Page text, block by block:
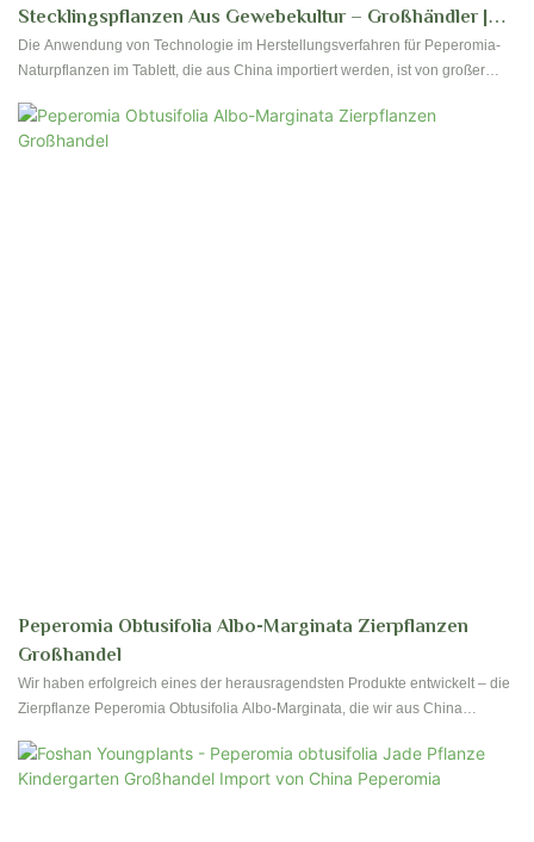
Stecklingspflanzen Aus Gewebekultur – Großhändler |
Foshan Youngplants
Die Anwendung von Technologie im Herstellungsverfahren für Peperomia-
Naturpflanzen im Tablett, die aus China importiert werden, ist von großer
breite Akzeptanz.
Peperomia Obtusifolia Albo-Marginata Zierpflanzen
Großhandel
Wir haben erfolgreich eines der herausragendsten Produkte entwickelt – die
Zierpflanze Peperomia Obtusifolia Albo-Marginata, die wir aus China
seine größte Wirkung im Bereich der Blumen- und Gartenpflanzen entfalten
kann.